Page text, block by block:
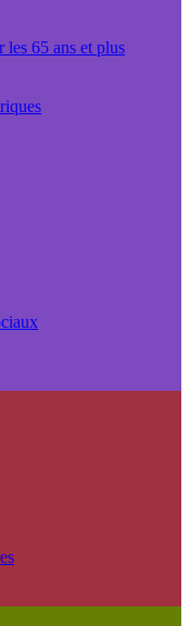
les 65 ans et plus